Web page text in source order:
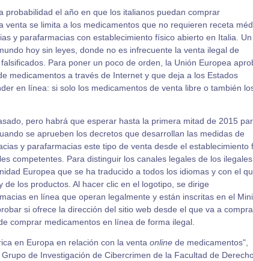
probabilidad el año en que los italianos puedan comprar
venta se limita a los medicamentos que no requieren receta
y parafarmacias con establecimiento físico abierto en Italia. Un
hoy sin leyes, donde no es infrecuente la venta ilegal de
Para poner un poco de orden, la Unión Europea
medicamentos a través de Internet y que deja a los Estados
en línea: si solo los medicamentos de venta libre o también
pero habrá que esperar hasta la primera mitad de 2015
se aprueben los decretos que desarrollan las medidas de
y parafarmacias este tipo de venta desde el establecimiento
competentes. Para distinguir los canales legales de los
Europea que se ha traducido a todos los idiomas y con el
los productos. Al hacer clic en el logotipo, se dirige
en línea que operan legalmente y están inscritas en el
si ofrece la dirección del sitio web desde el que va a
comprar medicamentos en línea de forma ilegal.
en Europa en relación con la venta onlinede medicamentos",
de Investigación de Cibercrimen de la Facultad de